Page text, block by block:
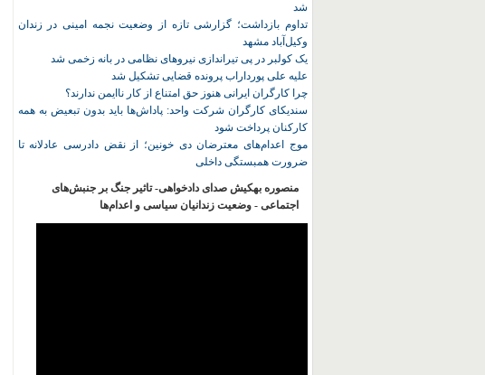
شد
تداوم بازداشت؛ گزارشی تازه از وضعیت نجمه امینی در زندان
وکیل‌آباد مشهد
یک کولبر در پی تیراندازی نیروهای نظامی در بانه زخمی شد
علیه علی پورداراب پرونده قضایی تشکیل شد
چرا کارگران ایرانی هنوز حق امتناع از کار ناایمن ندارند؟
سندیکای کارگران شرکت واحد: پاداش‌ها باید بدون تبعیض به همه
کارکنان پرداخت شود
موج اعدام‌های معترضان دی‌ خونین؛ از نقض دادرسی عادلانه تا
ضرورت همبستگی داخلی
منصوره بهکیش صدای دادخواهی- تاثیر جنگ بر جنبش‌های
اجتماعی - وضعیت زندانیان سیاسی و اعدام‌ها